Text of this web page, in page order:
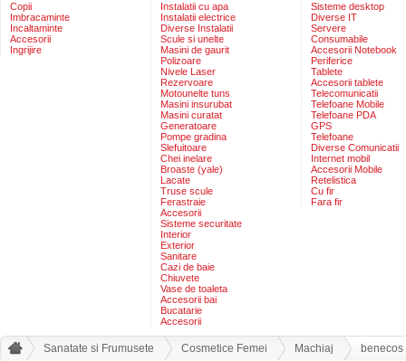
Copii
Imbracaminte
Incaltaminte
Accesorii
Ingrijire
Instalatii cu apa
Instalatii electrice
Diverse Instalatii
Scule si unelte
Masini de gaurit
Polizoare
Nivele Laser
Rezervoare
Motounelte tuns
Masini insurubat
Masini curatat
Generatoare
Pompe gradina
Slefuitoare
Chei inelare
Broaste (yale)
Lacate
Truse scule
Ferastraie
Accesorii
Sisteme securitate
Interior
Exterior
Sanitare
Cazi de baie
Chiuvete
Vase de toaleta
Accesorii bai
Bucatarie
Accesorii
Sisteme desktop
Diverse IT
Servere
Consumabile
Accesorii Notebook
Periferice
Tablete
Accesorii tablete
Telecomunicatii
Telefoane Mobile
Telefoane PDA
GPS
Telefoane
Diverse Comunicatii
Internet mobil
Accesorii Mobile
Retelistica
Cu fir
Fara fir
Sanatate si Frumusete Cosmetice Femei Machiaj